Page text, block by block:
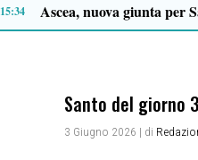
13:22
Santo del giorno
3 Giugno 2026 | di